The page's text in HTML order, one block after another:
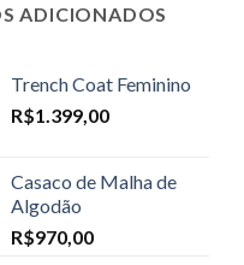
ADICIONADOS
Trench Coat Feminino
R$1.399,00
Casaco de Malha de
Algodão
R$970,00